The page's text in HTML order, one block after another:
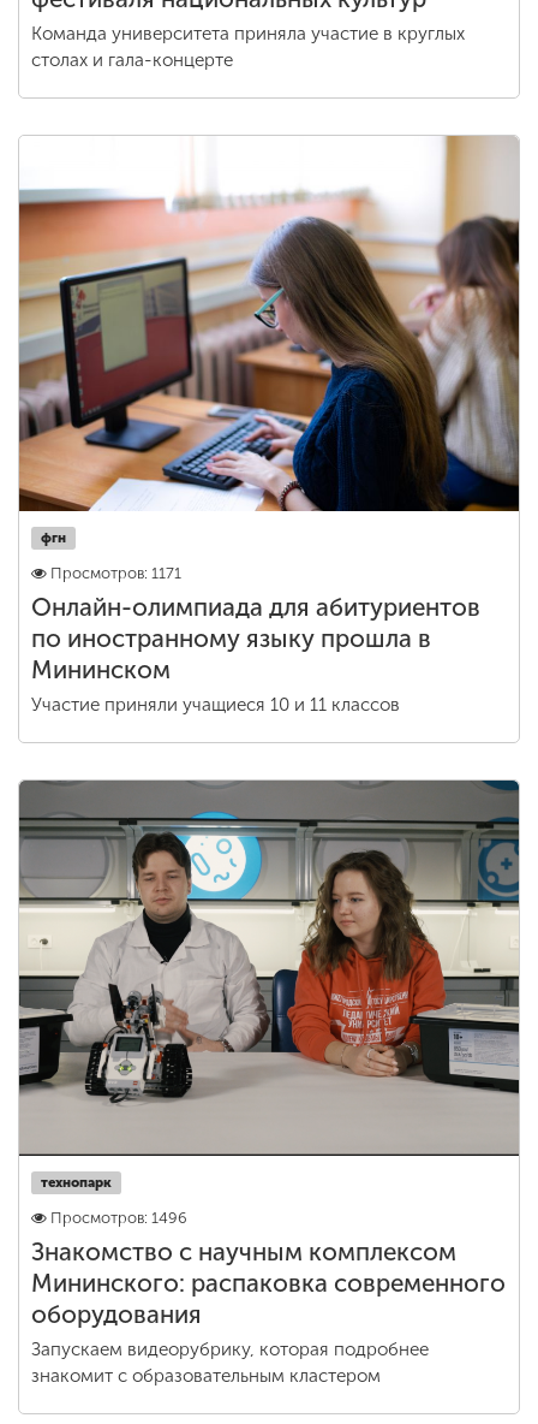
Команда университета приняла участие в круглых
столах и гала-концерте
фгн
Просмотров: 1171
Онлайн-олимпиада для абитуриентов
по иностранному языку прошла в
Мининском
Участие приняли учащиеся 10 и 11 классов
технопарк
Просмотров: 1496
Знакомство с научным комплексом
Мининского: распаковка современного
оборудования
Запускаем видеорубрику, которая подробнее
знакомит с образовательным кластером